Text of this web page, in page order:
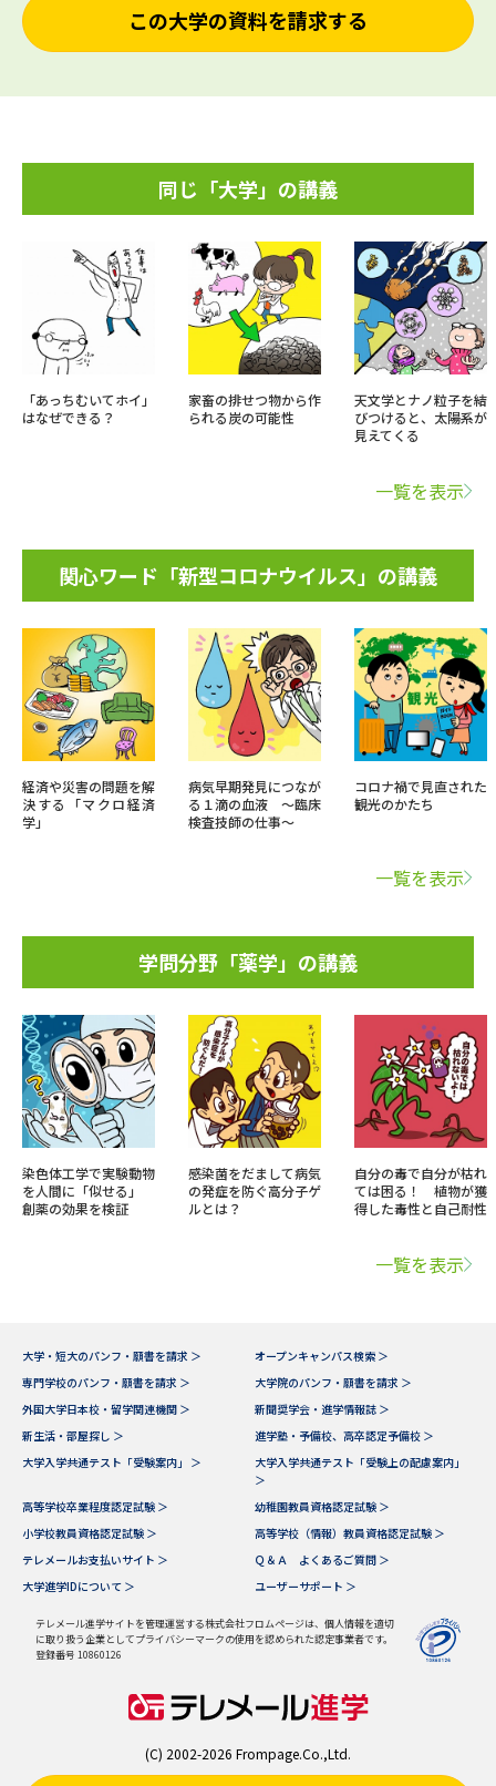
この大学の資料を請求する
同じ「大学」の講義
「あっちむいてホイ」
はなぜできる？
家畜の排せつ物から作
られる炭の可能性
天文学とナノ粒子を結
びつけると、太陽系が
見えてくる
一覧を表示
関心ワード「新型コロナウイルス」の講義
経済や災害の問題を解
決する「マクロ経済
学」
病気早期発見につなが
る１滴の血液 ～臨床
検査技師の仕事～
コロナ禍で見直された
観光のかたち
一覧を表示
学問分野「薬学」の講義
染色体工学で実験動物
を人間に「似せる」
創薬の効果を検証
感染菌をだまして病気
の発症を防ぐ高分子ゲ
ルとは？
自分の毒で自分が枯れ
ては困る！ 植物が獲
得した毒性と自己耐性
一覧を表示
大学・短大のパンフ・願書を請求 ＞
オープンキャンパス検索 ＞
専門学校のパンフ・願書を請求 ＞
大学院のパンフ・願書を請求 ＞
外国大学日本校・留学関連機関 ＞
新聞奨学会・進学情報誌 ＞
新生活・部屋探し ＞
進学塾・予備校、高卒認定予備校 ＞
大学入学共通テスト「受験案内」 ＞
大学入学共通テスト「受験上の配慮案内」
＞
高等学校卒業程度認定試験 ＞
幼稚園教員資格認定試験 ＞
小学校教員資格認定試験 ＞
高等学校（情報）教員資格認定試験 ＞
テレメールお支払いサイト ＞
Ｑ＆Ａ よくあるご質問 ＞
大学進学IDについて ＞
ユーザーサポート ＞
テレメール進学サイトを管理運営する株式会社フロムページは、個人情報を適切
に取り扱う企業としてプライバシーマークの使用を認められた認定事業者です。
登録番号 10860126
(C) 2002-2026 Frompage.Co.,Ltd.